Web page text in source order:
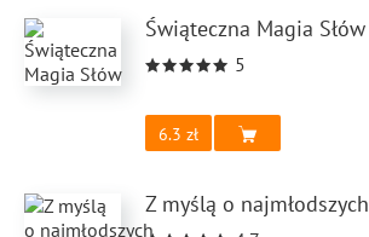
Świąteczna Magia Słów
5
6.3
Z myślą o najmłodszych